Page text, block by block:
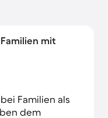
mit
Familien als
dem